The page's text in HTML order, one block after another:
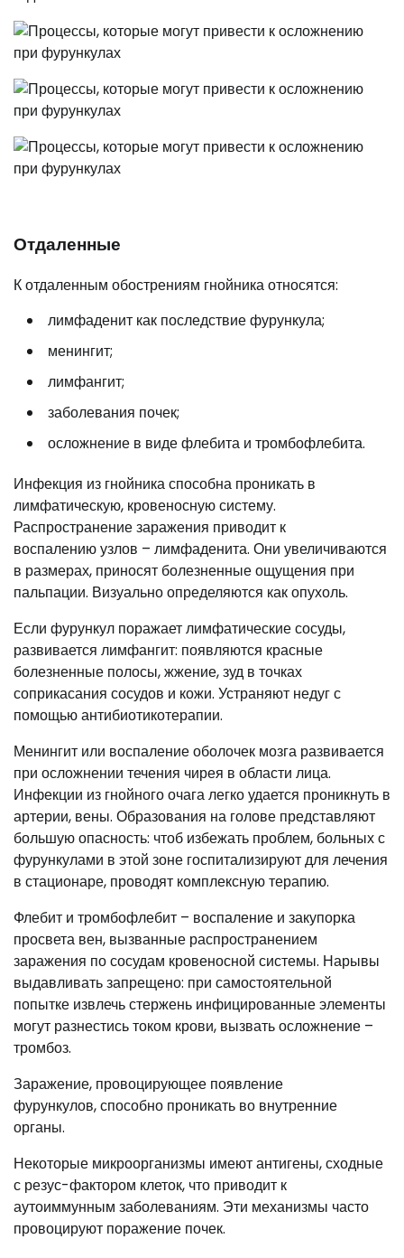
Отдаленные
К отдаленным обострениям гнойника относятся:
лимфаденит как последствие фурункула;
менингит;
лимфангит;
заболевания почек;
осложнение в виде флебита и тромбофлебита.
Инфекция из гнойника способна проникать в
лимфатическую, кровеносную систему.
Распространение заражения приводит к
воспалению узлов – лимфаденита. Они увеличиваются
в размерах, приносят болезненные ощущения при
пальпации. Визуально определяются как опухоль.
Если фурункул поражает лимфатические сосуды,
развивается лимфангит: появляются красные
болезненные полосы, жжение, зуд в точках
соприкасания сосудов и кожи. Устраняют недуг с
помощью антибиотикотерапии.
Менингит или воспаление оболочек мозга развивается
при осложнении течения чирея в области лица.
Инфекции из гнойного очага легко удается проникнуть в
артерии, вены. Образования на голове представляют
большую опасность: чтоб избежать проблем, больных с
фурункулами в этой зоне госпитализируют для лечения
в стационаре, проводят комплексную терапию.
Флебит и тромбофлебит – воспаление и закупорка
просвета вен, вызванные распространением
заражения по сосудам кровеносной системы. Нарывы
выдавливать запрещено: при самостоятельной
попытке извлечь стержень инфицированные элементы
могут разнестись током крови, вызвать осложнение –
тромбоз.
Заражение, провоцирующее появление
фурункулов, способно проникать во внутренние
органы.
Некоторые микроорганизмы имеют антигены, сходные
с резус-фактором клеток, что приводит к
аутоиммунным заболеваниям. Эти механизмы часто
провоцируют поражение почек.